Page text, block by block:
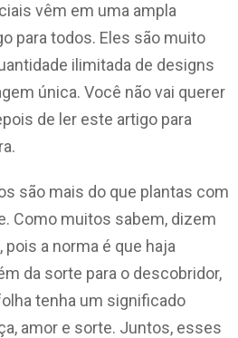
vêm em uma ampla
para todos. Eles são muito
ilimitada de designs
única. Você não vai querer
de ler este artigo para
são mais do que plantas com
Como muitos sabem, dizem
a norma é que haja
da sorte para o descobridor,
tenha um significado
amor e sorte. Juntos, esses